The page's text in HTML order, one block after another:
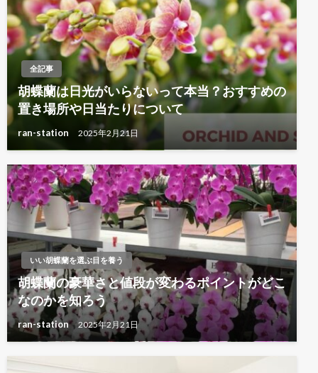
全記事
胡蝶蘭は日光がいらないって本当？おすすめの
置き場所や日当たりについて
ran-station 2025年2月21日
いい胡蝶蘭を選ぶ目を養う
胡蝶蘭の豪華さと値段が変わるポイントがどこ
なのかを知ろう
ran-station 2025年2月21日